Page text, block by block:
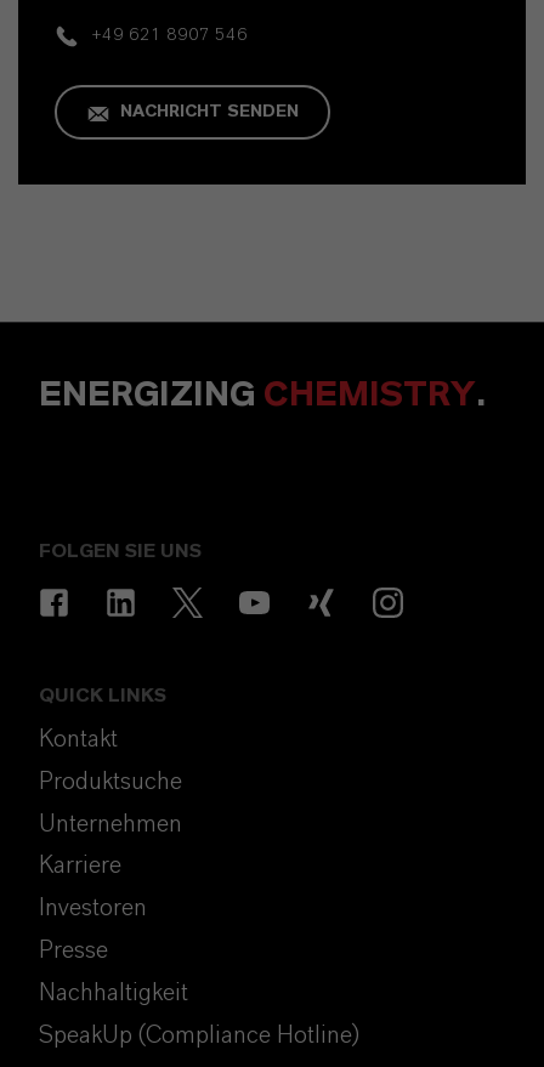
+49 621 8907 546
NACHRICHT SENDEN
ENERGIZING CHEMISTRY.
FOLGEN SIE UNS
QUICK LINKS
Kontakt
Produktsuche
Unternehmen
Karriere
Investoren
Presse
Nachhaltigkeit
SpeakUp (Compliance Hotline)